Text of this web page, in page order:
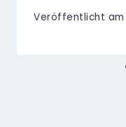
Veröffentlicht am